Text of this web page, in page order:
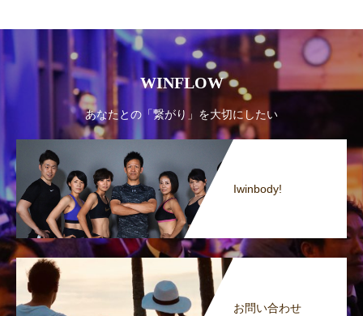
WINFLOW
あなたとの「繋がり」を大切にしたい
Iwinbody!
お問い合わせ